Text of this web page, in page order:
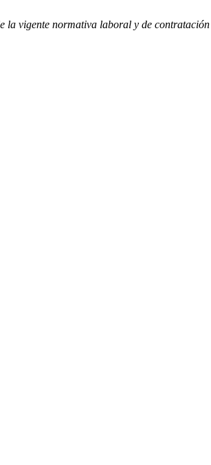
vigente normativa laboral y de